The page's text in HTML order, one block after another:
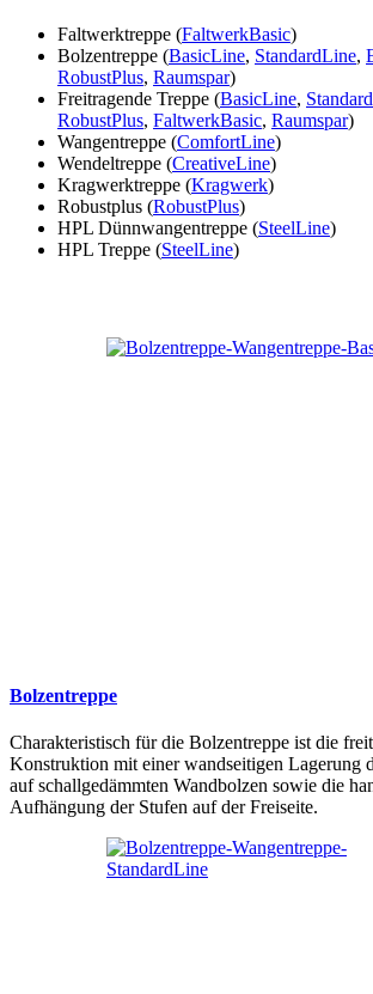
Faltwerktreppe (FaltwerkBasic)
Bolzentreppe (BasicLine, StandardLine,
RobustPlus, Raumspar)
Freitragende Treppe (BasicLine,
RobustPlus, FaltwerkBasic, Raumspar)
Wangentreppe (ComfortLine)
Wendeltreppe (CreativeLine)
Kragwerktreppe (Kragwerk)
Robustplus (RobustPlus)
HPL Dünnwangentreppe (SteelLine)
HPL Treppe (SteelLine)
Bolzentreppe
Charakteristisch für die Bolzentreppe ist die
Konstruktion mit einer wandseitigen Lagerung
auf schallgedämmten Wandbolzen sowie die
Aufhängung der Stufen auf der Freiseite.